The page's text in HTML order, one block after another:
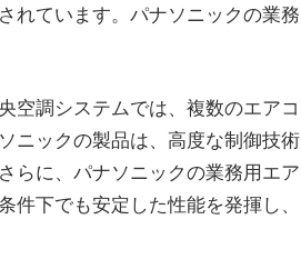
れています。パナソニックの業務
空調システムでは、複数のエアコ
ニックの製品は、高度な制御技術
らに、パナソニックの業務用エア
下でも安定した性能を発揮し、